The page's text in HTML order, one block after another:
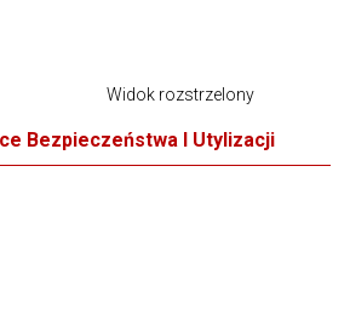
Widok rozstrzelony
Bezpieczeństwa I Utylizacji